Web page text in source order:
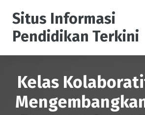
Situs Informasi
Pendidikan Terkini
Kelas